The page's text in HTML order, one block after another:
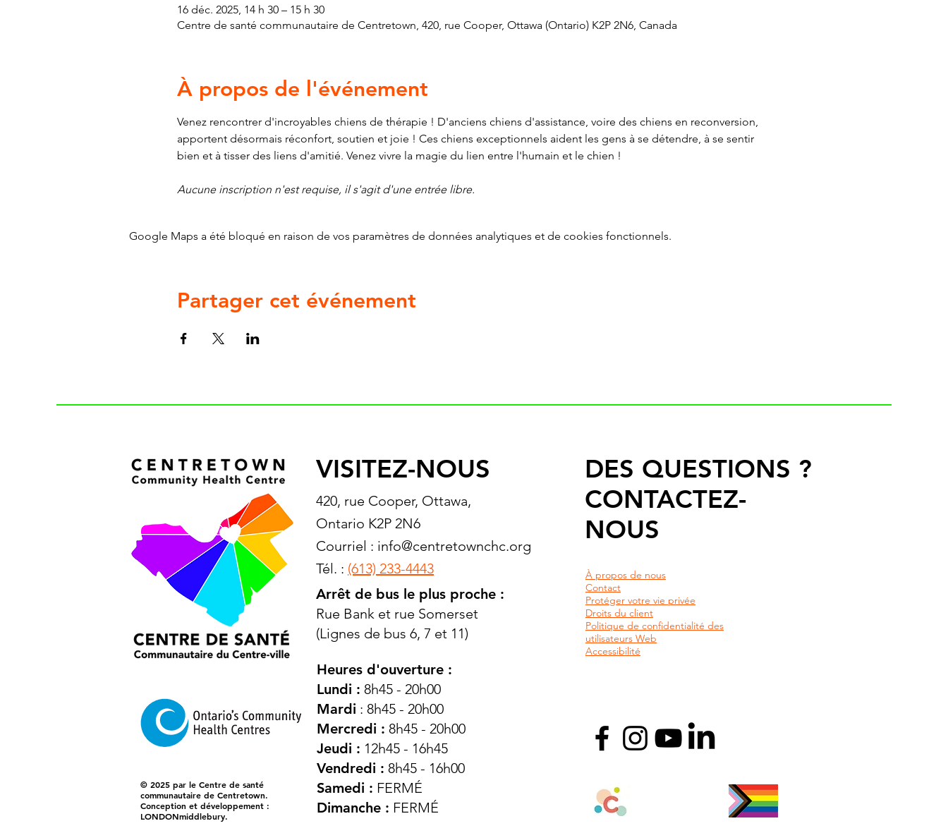
16 déc. 2025, 14 h 30 – 15 h 30
Centre de santé communautaire de Centretown, 420, rue Cooper, Ottawa (Ontario) K2P 2N6, Canada
À propos de l'événement
Venez rencontrer d'incroyables chiens de thérapie ! D'anciens chiens d'assistance, voire des chiens en reconversion,
apportent désormais réconfort, soutien et joie ! Ces chiens exceptionnels aident les gens à se détendre, à se sentir
bien et à tisser des liens d'amitié. Venez vivre la magie du lien entre l'humain et le chien !
Aucune inscription n'est requise, il s'agit d'une entrée libre.
Google Maps a été bloqué en raison de vos paramètres de données analytiques et de cookies fonctionnels.
Partager cet événement
© 2025 par le Centre de santé
communautaire de Centretown.
Conception et développement :
LONDONmiddlebury.
VISITEZ-NOUS
420, rue Cooper, Ottawa,
Ontario K2P 2N6
Courriel : info@centretownchc.org
Tél. : (613) 233-4443
Arrêt de bus le plus proche :
Rue Bank et rue Somerset
(Lignes de bus 6, 7 et 11)
Heures d'ouverture :
Lundi : 8h45 - 20h00
Mardi : 8h45 - 20h00
Mercredi : 8h45 - 20h00
Jeudi : 12h45 - 16h45
Vendredi : 8h45 - 16h00
Samedi : FERMÉ
Dimanche : FERMÉ
DES QUESTIONS ?
CONTACTEZ-
NOUS
À propos de nous
Contact
Protéger votre vie privée
Droits du client
Politique de confidentialité des
utilisateurs Web
Accessibilité